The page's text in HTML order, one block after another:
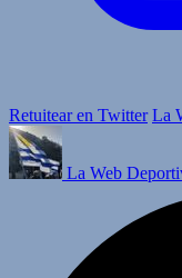
Retuitear en Twitter La
La Web